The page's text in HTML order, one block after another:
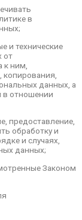
в
и технические
от
к ним,
данных, а
в отношении
предоставление,
обработку и
и случаях,
данных;
Законом
с
в
и
также